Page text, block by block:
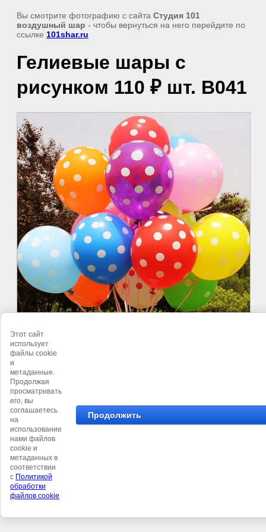
Вы смотрите фотографию с сайта Студия 101
воздушный шар - чтобы вернуться на него перейдите по
ссылке 101shar.ru
Гелиевые шары с
рисунком 110 ₽ шт. В041
©Студия 101 воздушный шар
Этот сайт
использует
файлы cookie
и
метаданные.
Продолжая
просматривать
его, вы
соглашаетесь
на
использование
нами файлов
cookie и
метаданных в
соответствии
с Политикой
обработки
файлов cookie
Продолжить